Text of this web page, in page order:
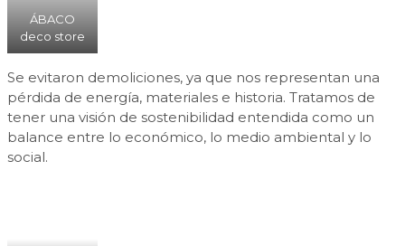
ÁBACO
deco store
Se evitaron demoliciones, ya que nos representan una
pérdida de energía, materiales e historia. Tratamos de
tener una visión de sostenibilidad entendida como un
balance entre lo económico, lo medio ambiental y lo
social.